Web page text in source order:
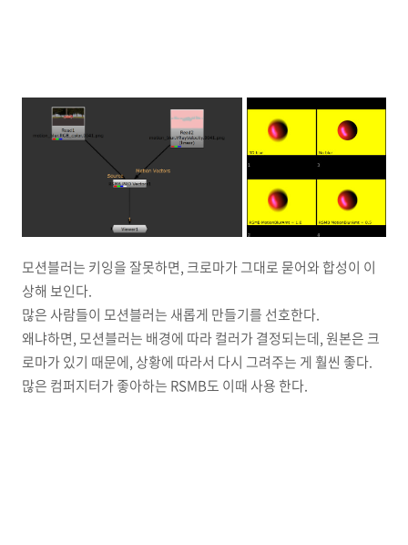
모션블러는 키잉을 잘못하면, 크로마가 그대로 묻어와 합성이 이
상해 보인다.
많은 사람들이 모션블러는 새롭게 만들기를 선호한다.
왜냐하면, 모션블러는 배경에 따라 컬러가 결정되는데, 원본은 크
로마가 있기 때문에, 상황에 따라서 다시 그려주는 게 훨씬 좋다.
많은 컴퍼지터가 좋아하는 RSMB도 이때 사용 한다.